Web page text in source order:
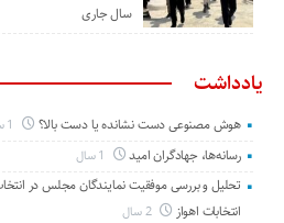
سال جاری
یادداشت
هوش مصنوعی دست نشانده یا دست بالا؟
رسانه‌ها، جهادگران امید
تحلیل و بررسی موفقیت نمایندگان مجلس در
انتخابات اهواز
2 سال